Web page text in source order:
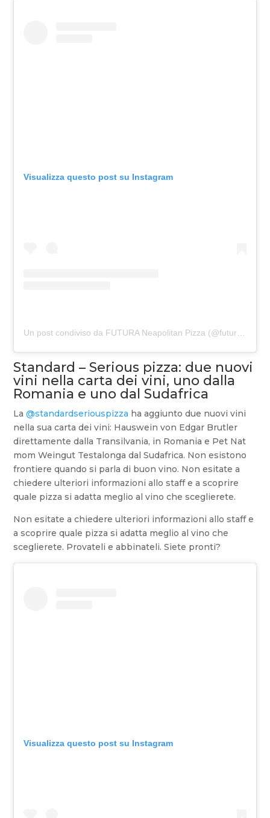
Visualizza questo post su Instagram
Standard – Serious pizza: due nuovi
vini nella carta dei vini, uno dalla
Romania e uno dal Sudafrica
La@standardseriouspizza ha aggiunto due nuovi vini
nella sua carta dei vini: Hauswein von Edgar Brutler
direttamente dalla Transilvania, in Romania e Pet Nat
mom Weingut Testalonga dal Sudafrica. Non esistono
frontiere quando si parla di buon vino. Non esitate a
chiedere ulteriori informazioni allo staff e a scoprire
quale pizza si adatta meglio al vino che sceglierete.
Non esitate a chiedere ulteriori informazioni allo staff e
a scoprire quale pizza si adatta meglio al vino che
sceglierete. Provateli e abbinateli. Siete pronti?
Visualizza questo post su Instagram